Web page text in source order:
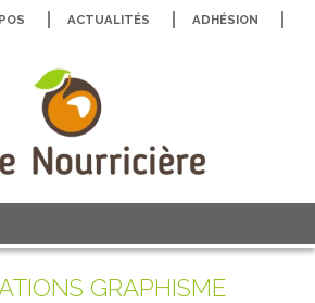
ACTUALITÉS ADHÉSION
GRAPHISME